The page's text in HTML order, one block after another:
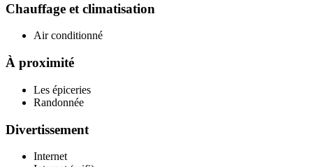
Chauffage et climatisation
Air conditionné
À proximité
Les épiceries
Randonnée
Divertissement
Internet